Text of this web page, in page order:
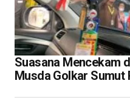
Suasana Mencekam
Musda Golkar Sumut